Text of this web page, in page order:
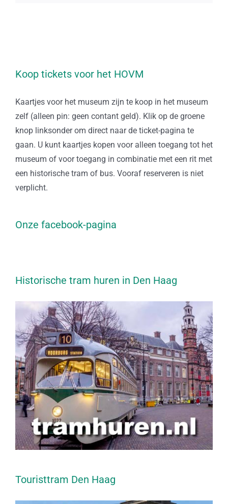
Koop tickets voor het HOVM
Kaartjes voor het museum zijn te koop in het museum
zelf (alleen pin: geen contant geld). Klik op de groene
knop linksonder om direct naar de ticket-pagina te
gaan. U kunt kaartjes kopen voor alleen toegang tot het
museum of voor toegang in combinatie met een rit met
een historische tram of bus. Vooraf reserveren is niet
verplicht.
Onze facebook-pagina
Historische tram huren in Den Haag
Touristtram Den Haag